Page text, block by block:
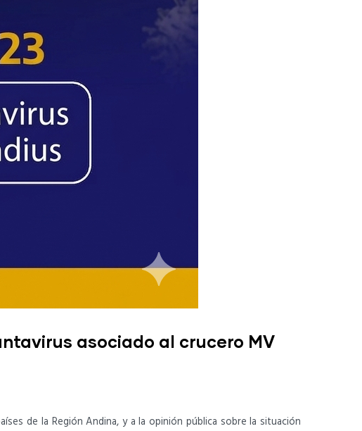
asociado al crucero MV
de la Región Andina, y a la opinión pública sobre la situación